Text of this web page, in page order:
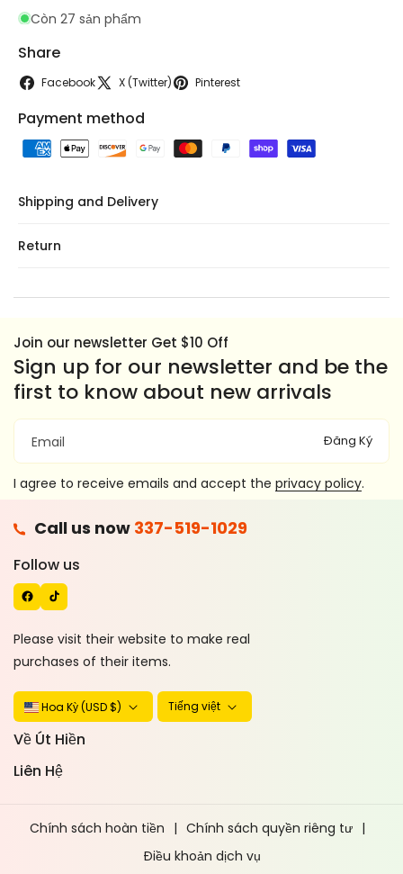
Còn 27 sản phẩm
Share
Facebook X (Twitter) Pinterest
Payment method
Shipping and Delivery
Return
Join our newsletter Get $10 Off
Sign up for our newsletter and be the
first to know about new arrivals
Email Đăng Ký
I agree to receive emails and accept the privacy policy.
Call us now 337-519-1029
Follow us
C
E
B
O
O
T
I
K
T
O
K
Please visit their website to make real
purchases of their items.
Hoa Kỳ (USD $) Tiếng việt
Về Út Hiền
Liên Hệ
Chính sách hoàn tiền
Chính sách quyền riêng tư
Điều khoản dịch vụ